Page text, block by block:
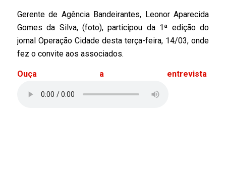
Gerente de Agência Bandeirantes, Leonor Aparecida
Gomes da Silva, (foto), participou da 1ª edição do
jornal Operação Cidade desta terça-feira, 14/03, onde
fez o convite aos associados.
Ouça a entrevista